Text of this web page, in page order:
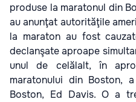
produse la maratonul din
au anunţat autorităţile
la maraton au fost
declanşate aproape
unul de celălalt, în
maratonului din Boston,
Boston, Ed Davis. O a